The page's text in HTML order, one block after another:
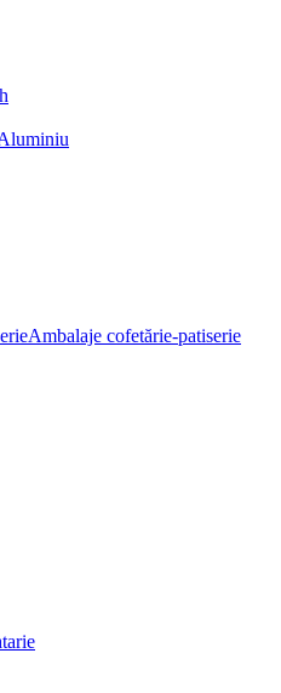
Ambalaje cofetărie-patiserie